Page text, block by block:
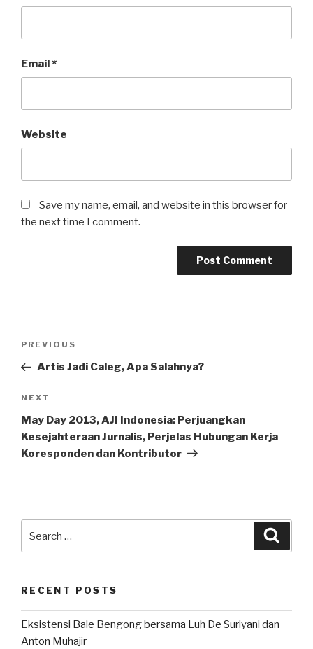
Email*
Website
Save my name, email, and website in this browser for
the next time I comment.
Previous
Post
PREVIOUS
Artis Jadi Caleg, Apa Salahnya?
Next
Post
NEXT
May Day 2013, AJI Indonesia: Perjuangkan
Kesejahteraan Jurnalis, Perjelas Hubungan Kerja
Koresponden dan Kontributor
for:
RECENT POSTS
Eksistensi Bale Bengong bersama Luh De Suriyani dan
Anton Muhajir